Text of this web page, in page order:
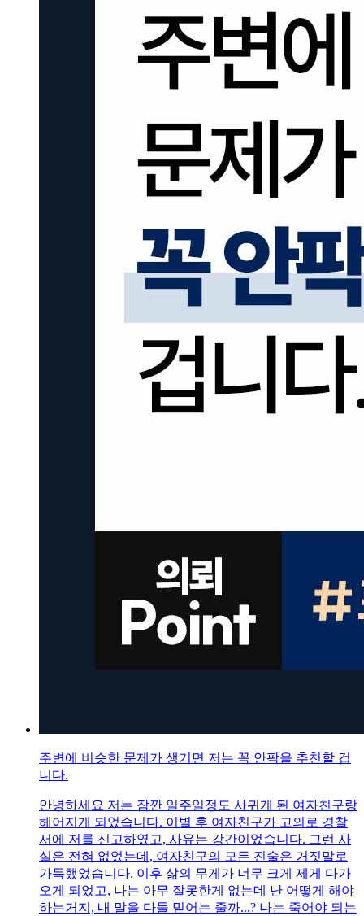
주변에 비슷한 문제가 생기면 저는 꼭 안팍을 추천할 겁
니다.
안녕하세요 저는 잠깐 일주일정도 사귀게 된 여자친구랑
헤어지게 되었습니다. 이별 후 여자친구가 고의로 경찰
서에 저를 신고하였고, 사유는 강간이었습니다. 그런 사
실은 전혀 없었는데, 여자친구의 모든 진술은 거짓말로
가득했었습니다. 이후 삶의 무게가 너무 크게 제게 다가
오게 되었고, 나는 아무 잘못한게 없는데 난 어떻게 해야
하는거지, 내 말을 다들 믿어는 줄까...? 나는 죽어야 되는